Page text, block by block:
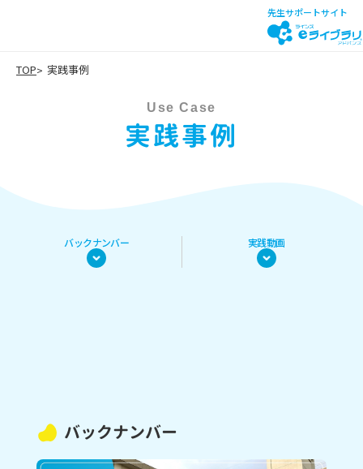
先生サポートサイト
TOP 実践事例
Use Case
実践事例
バックナンバー 実践動画
バックナンバー